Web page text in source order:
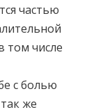
частью
том числе
с болью
же